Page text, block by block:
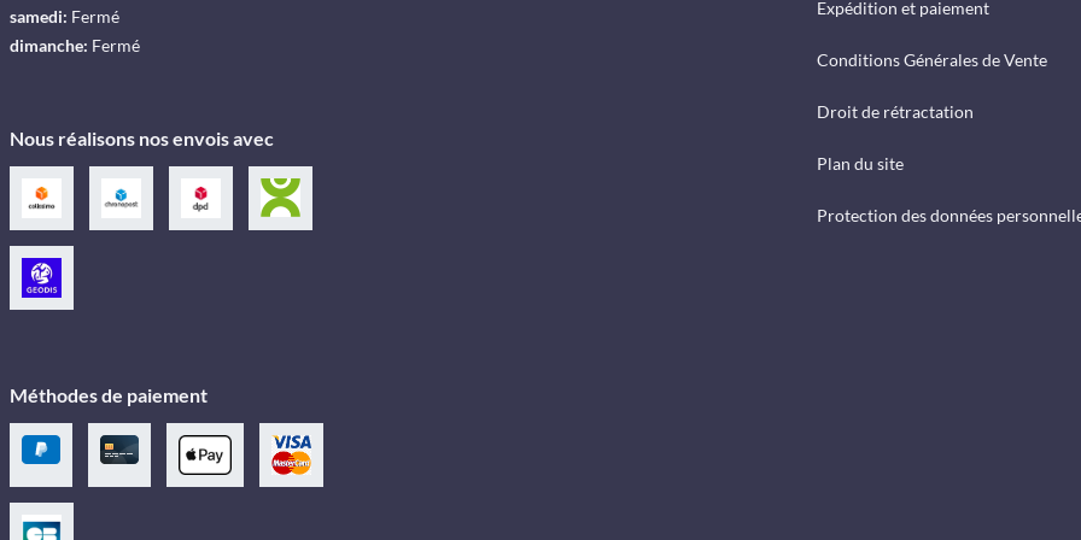
samedi: Fermé
dimanche: Fermé
Nous réalisons nos envois avec
Méthodes de paiement
Expédition et paiement
Conditions Générales de Vente
Droit de rétractation
Plan du site
Protection des données